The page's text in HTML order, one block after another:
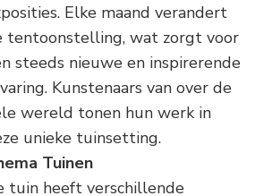
Elke maand verandert
tentoonstelling, wat zorgt voor
steeds nieuwe en inspirerende
Kunstenaars van over de
wereld tonen hun werk in
unieke tuinsetting.
Tuinen
tuin heeft verschillende